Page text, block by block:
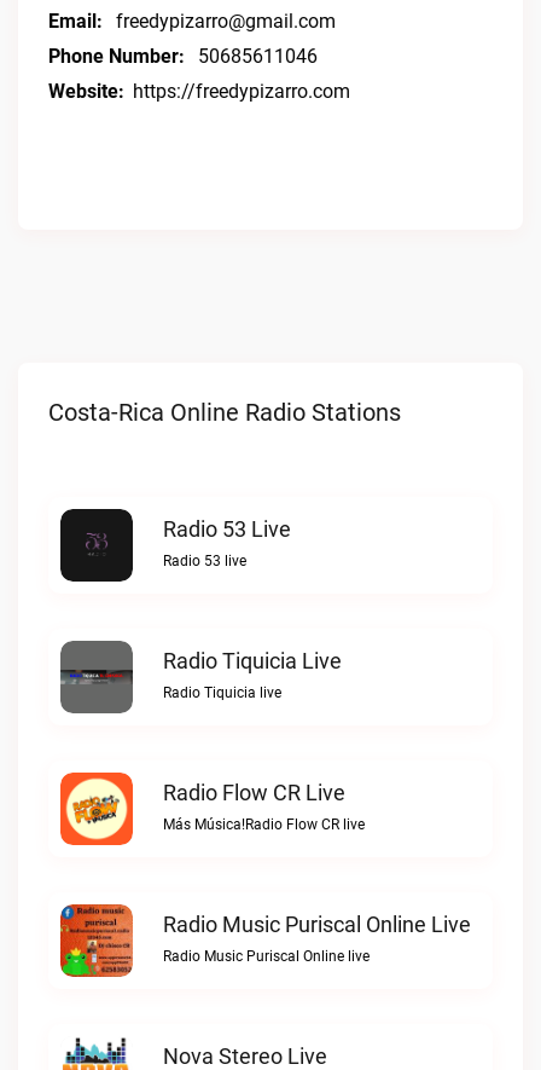
Email:
freedypizarro@gmail.com
Phone Number:
50685611046
Website: https://freedypizarro.com
Costa-Rica Online Radio Stations
Radio 53 Live
Radio 53 live
Radio Tiquicia Live
Radio Tiquicia live
Radio Flow CR Live
Más Música!Radio Flow CR live
Radio Music Puriscal Online Live
Radio Music Puriscal Online live
Nova Stereo Live